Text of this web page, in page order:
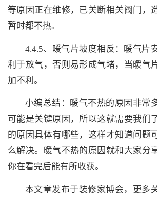
等原因正在维修，已关断相关阀门，
暂时都不热。
4.4.5、暖气片坡度相反：暖气片
利于放气，否则易形成气堵，当暖气
加不利。
小编总结：暖气不热的原因非常
可能是关键原因，所以这就需要我们
的原因具体有哪些，这样才知道问题
么解决。暖气不热的原因就和大家分
你在看完后能有所收获。
本文章发布于装修家博会，更多